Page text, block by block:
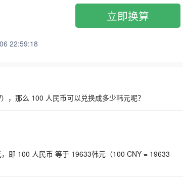
22:59:18
立即换算
，那么 100 人民币可以兑换成多少韩元呢？
即 100 人民币 等于 19633韩元（100 CNY = 19633